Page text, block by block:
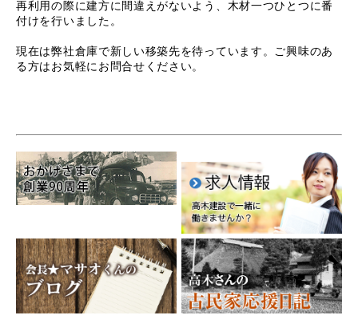
再利用の際に建方に間違えがないよう、木材一つひとつに番
付けを行いました。
現在は弊社倉庫で新しい移築先を待っています。ご興味のあ
る方はお気軽にお問合せください。